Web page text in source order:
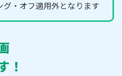
・オフ適用外となります
！